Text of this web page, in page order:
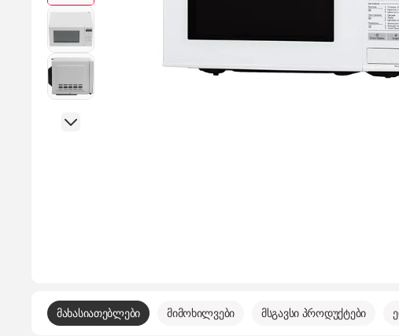
მახასიათებლები მიმოხილვები მსგავსი პროდუქტები